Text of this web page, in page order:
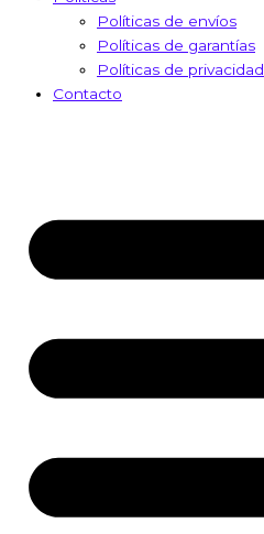
Políticas de envíos
Políticas de garantías
Políticas de privacidad
Contacto